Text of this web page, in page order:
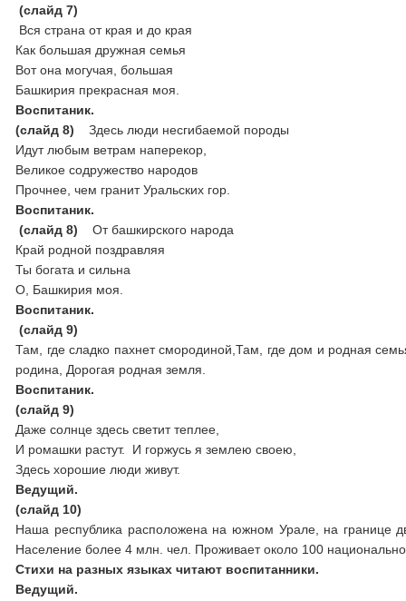
(слайд 7)
Вся страна от края и до края
Как большая дружная семья
Вот она могучая, большая
Башкирия прекрасная моя.
Воспитаник.
(слайд 8) Здесь люди несгибаемой породы
Идут любым ветрам наперекор,
Великое содружество народов
Прочнее, чем гранит Уральских гор.
Воспитаник.
(слайд 8) От башкирского народа
Край родной поздравляя
Ты богата и сильна
О, Башкирия моя.
Воспитаник.
(слайд 9)
Там, где сладко пахнет
родина, Дорогая родная земля.
Воспитаник.
(слайд 9)
Даже солнце здесь светит теплее,
И ромашки растут. И горжусь я землею своею,
Здесь хорошие люди живут.
Ведущий.
(слайд 10)
Наша республика расположена на южном Урале, на границе
Население более 4 млн. чел. Проживает около 100
Стихи на разных языках читают воспитанники.
Ведущий.